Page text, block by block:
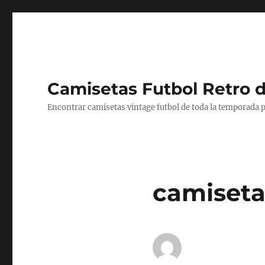
Camisetas Futbol Retro
Encontrar camisetas vintage futbol de toda la temporada